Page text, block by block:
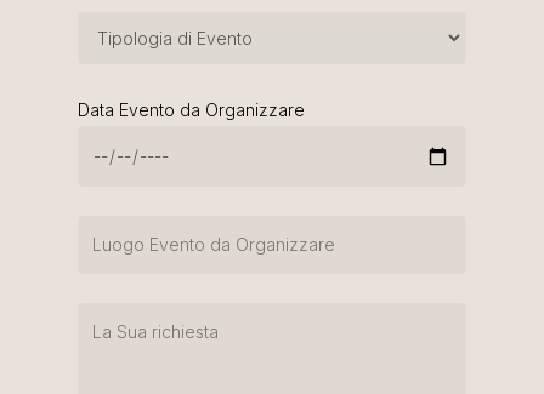
Data Evento da Organizzare